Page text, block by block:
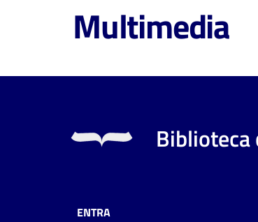
Multimedia
ENTRA